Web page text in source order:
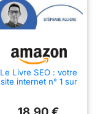
Le Livre SEO : votre
site internet n° 1 sur